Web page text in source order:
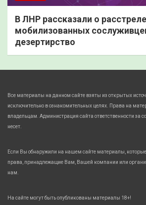
В ЛНР рассказали о
мобилизованных
дезертирство
Все материалы на данном сайте взяты из открытых
исключительно в ознакомительных целях. Права на
владельцам. Администрация сайта ответственности за
несет.
Если Вы обнаружили на нашем сайте материалы,
права, принадлежащие Вам, Вашей компании или
нам.
На сайте могут быть опубликованы материалы 18+!